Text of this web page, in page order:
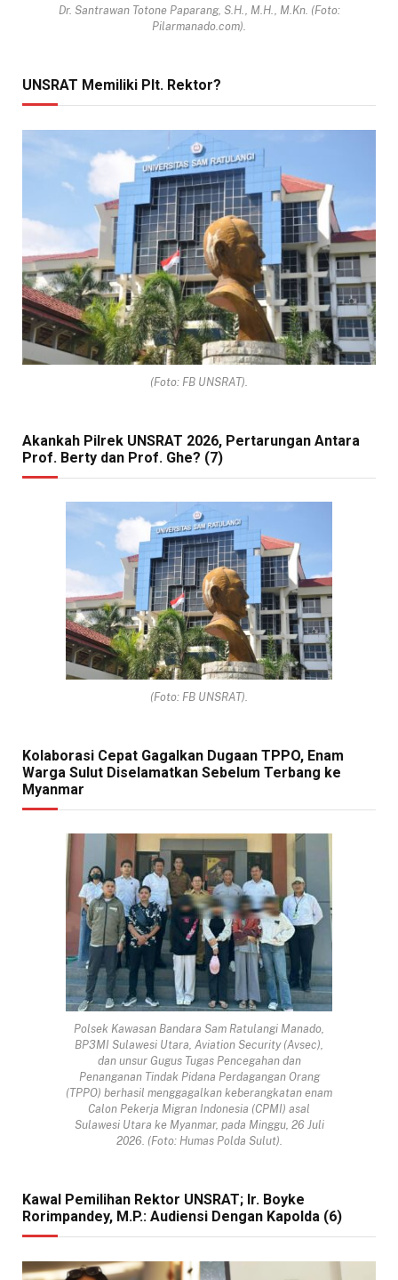
Dr. Santrawan Totone Paparang, S.H., M.H., M.Kn. (Foto:
Pilarmanado.com).
UNSRAT Memiliki Plt. Rektor?
(Foto: FB UNSRAT).
Akankah Pilrek UNSRAT 2026, Pertarungan Antara
Prof. Berty dan Prof. Ghe? (7)
(Foto: FB UNSRAT).
Kolaborasi Cepat Gagalkan Dugaan TPPO, Enam
Warga Sulut Diselamatkan Sebelum Terbang ke
Myanmar
Polsek Kawasan Bandara Sam Ratulangi Manado,
BP3MI Sulawesi Utara, Aviation Security (Avsec),
dan unsur Gugus Tugas Pencegahan dan
Penanganan Tindak Pidana Perdagangan Orang
(TPPO) berhasil menggagalkan keberangkatan enam
Calon Pekerja Migran Indonesia (CPMI) asal
Sulawesi Utara ke Myanmar, pada Minggu, 26 Juli
2026. (Foto: Humas Polda Sulut).
Kawal Pemilihan Rektor UNSRAT; Ir. Boyke
Rorimpandey, M.P.: Audiensi Dengan Kapolda (6)